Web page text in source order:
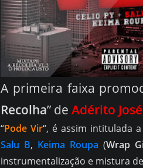
A primeira faixa
Recolha” de Adérito José
“Pode Vir“, é assim intitulada
Salu B, Keima Roupa (Wrap
instrumentalização e mistura de